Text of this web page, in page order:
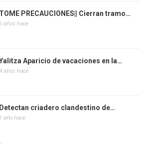
TOME PRECAUCIONES|| Cierran tramo…
5 años hace
Aparicio de vacaciones en la…
4 años hace
Detectan criadero clandestino de…
1 año hace